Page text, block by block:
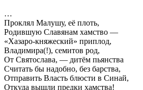
…
Проклял Малушу, её плоть,
Родившую Славянам хамство —
«Хазаро-княжеский» приплод,
Владимира(!), семитов род,
От Святослава, — дитём пьянства
Считать бы надобно, без барства,
Отправить Власть блюсти в Синай,
Откуда вышли предки хамства!